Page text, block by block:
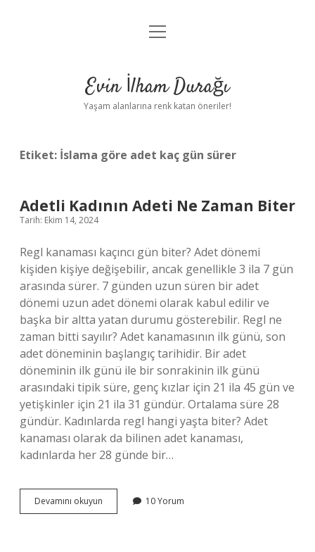
Anasayfa
Yasal Uyarı
menüyü
Evin İlham Durağı
Yaşam alanlarına renk katan öneriler!
Etiket: İslama göre adet kaç gün sürer
Adetli Kadının Adeti Ne Zaman Biter
Tarih: Ekim 14, 2024
Regl kanaması kaçıncı gün biter? Adet dönemi
kişiden kişiye değişebilir, ancak genellikle 3 ila 7 gün
arasında sürer. 7 günden uzun süren bir adet
dönemi uzun adet dönemi olarak kabul edilir ve
başka bir altta yatan durumu gösterebilir. Regl ne
zaman bitti sayılır? Adet kanamasının ilk günü, son
adet döneminin başlangıç ​​tarihidir. Bir adet
döneminin ilk günü ile bir sonrakinin ilk günü
arasındaki tipik süre, genç kızlar için 21 ila 45 gün ve
yetişkinler için 21 ila 31 gündür. Ortalama süre 28
gündür. Kadınlarda regl hangi yaşta biter? Adet
kanaması olarak da bilinen adet kanaması,
kadınlarda her 28 günde bir…
Devamını okuyun
Kadının
10 Yorum